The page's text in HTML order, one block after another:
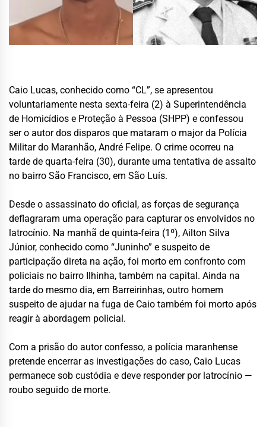
Caio Lucas, conhecido como “CL”, se apresentou
voluntariamente nesta sexta-feira (2) à Superintendência
de Homicídios e Proteção à Pessoa (SHPP) e confessou
ser o autor dos disparos que mataram o major da Polícia
Militar do Maranhão, André Felipe. O crime ocorreu na
tarde de quarta-feira (30), durante uma tentativa de assalto
no bairro São Francisco, em São Luís.
Desde o assassinato do oficial, as forças de segurança
deflagraram uma operação para capturar os envolvidos no
latrocínio. Na manhã de quinta-feira (1º), Ailton Silva
Júnior, conhecido como “Juninho” e suspeito de
participação direta na ação, foi morto em confronto com
policiais no bairro Ilhinha, também na capital. Ainda na
tarde do mesmo dia, em Barreirinhas, outro homem
suspeito de ajudar na fuga de Caio também foi morto após
reagir à abordagem policial.
Com a prisão do autor confesso, a polícia maranhense
pretende encerrar as investigações do caso, Caio Lucas
permanece sob custódia e deve responder por latrocínio —
roubo seguido de morte.